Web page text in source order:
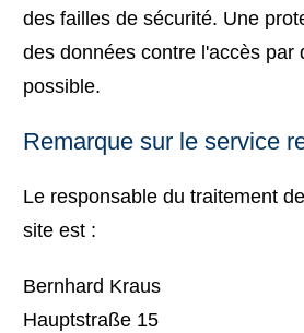
des failles de sécurité. Une
des données contre l'accès par
possible.
Remarque sur le service
Le responsable du traitement
site est :
Bernhard Kraus
Hauptstraße 15